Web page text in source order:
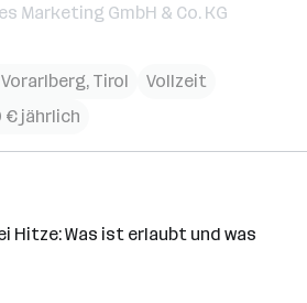
Marketing GmbH & Co. KG
Vorarlberg, Tirol
Vollzeit
€ jährlich
Hitze: Was ist erlaubt und was